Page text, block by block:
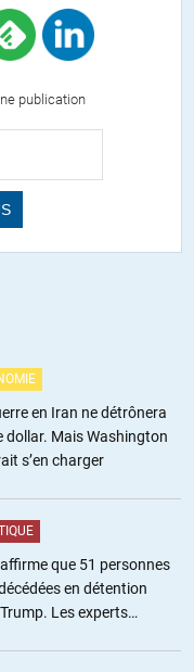
la même
Saoudite ou la
».
publication
en Iran ne détrônera
dollar. Mais Washington
s’en charger
affirme que 51 personnes
en détention
Les experts